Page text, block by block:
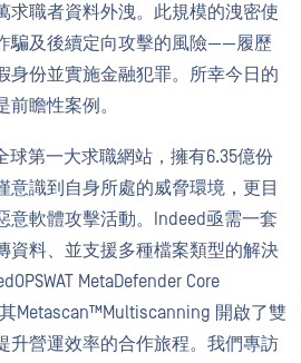
求職者資料外洩。此規模的洩密使
騙及後續定向攻擊的風險——履歷
身份並實施金融犯罪。所幸今日的
前瞻性案例。
球第一大求職網站，擁有6.35億份
意識到自身所處的威脅環境，更目
意軟體攻擊活動。Indeed亟需一套
資料、並支援多種檔案類型的解決
MetaDefender Core
Metascan™Multiscanning 開啟了雙
升營運效率的合作旅程。我們專訪